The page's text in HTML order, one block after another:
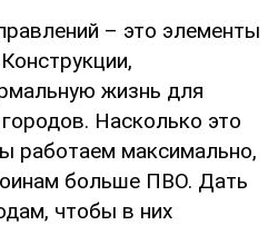
– это элементы
жизнь для
Насколько это
работаем максимально,
больше ПВО. Дать
чтобы в них